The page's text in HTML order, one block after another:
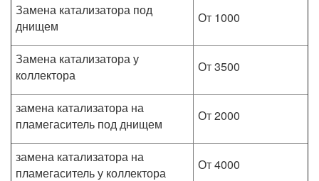
Замена катализатора под
днищем
От 1000
Замена катализатора у
коллектора
От 3500
замена катализатора на
пламегаситель под днищем
От 2000
замена катализатора на
пламегаситель у коллектора
От 4000